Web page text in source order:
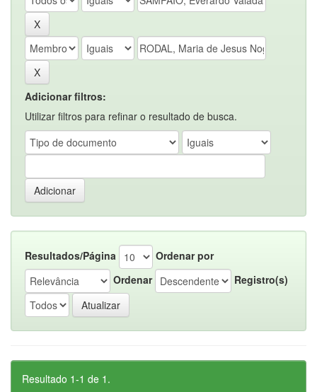
Adicionar filtros:
Utilizar filtros para refinar o resultado de busca.
Resultados/Página
Ordenar por
Ordenar
Registro(s)
Resultado 1-1 de 1.